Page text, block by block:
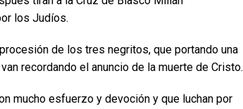
los Judíos.
de los tres negritos, que portando una
recordando el anuncio de la muerte de Cristo.
mucho esfuerzo y devoción y que luchan por